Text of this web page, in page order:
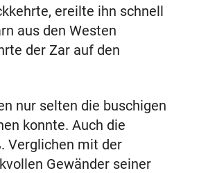
ereilte ihn schnell
aus den Westen
der Zar auf den
nur selten die buschigen
konnte. Auch die
Verglichen mit der
Gewänder seiner